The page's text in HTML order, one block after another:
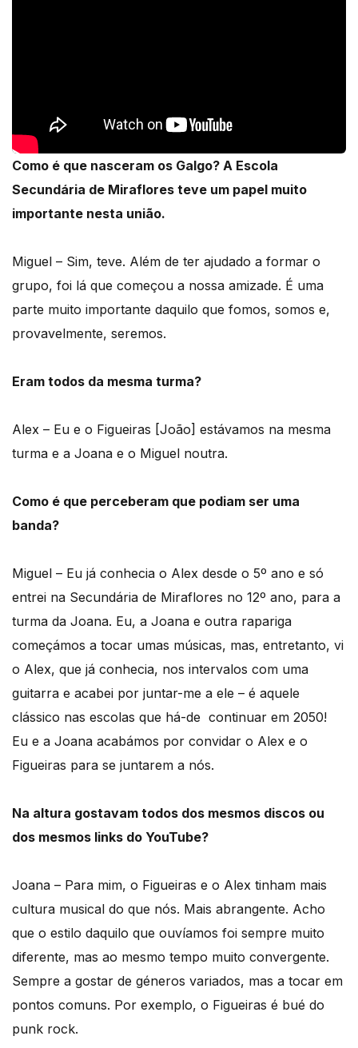
Como é que nasceram os Galgo? A Escola
Secundária de Miraflores teve um papel muito
importante nesta união.
Miguel – Sim, teve. Além de ter ajudado a formar o
grupo, foi lá que começou a nossa amizade. É uma
parte muito importante daquilo que fomos, somos e,
provavelmente, seremos.
Eram todos da mesma turma?
Alex – Eu e o Figueiras [João] estávamos na mesma
turma e a Joana e o Miguel noutra.
Como é que perceberam que podiam ser uma
banda?
Miguel – Eu já conhecia o Alex desde o 5º ano e só
entrei na Secundária de Miraflores no 12º ano, para a
turma da Joana. Eu, a Joana e outra rapariga
começámos a tocar umas músicas, mas, entretanto, vi
o Alex, que já conhecia, nos intervalos com uma
guitarra e acabei por juntar-me a ele – é aquele
clássico nas escolas que há-de continuar em 2050!
Eu e a Joana acabámos por convidar o Alex e o
Figueiras para se juntarem a nós.
Na altura gostavam todos dos mesmos discos ou
dos mesmos links do YouTube?
Joana – Para mim, o Figueiras e o Alex tinham mais
cultura musical do que nós. Mais abrangente. Acho
que o estilo daquilo que ouvíamos foi sempre muito
diferente, mas ao mesmo tempo muito convergente.
Sempre a gostar de géneros variados, mas a tocar em
pontos comuns. Por exemplo, o Figueiras é bué do
punk rock.